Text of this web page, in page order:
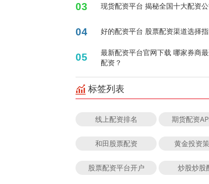
03 现货配资平台 揭秘全国十大配资公
04 好的配资平台 股票配资渠道选择
05
最新配资平台官网下载 哪家券商
配资？
标签列表
线上配资排名 期货配资
和田股票配资 黄金投资
股票配资平台开户 炒股炒股